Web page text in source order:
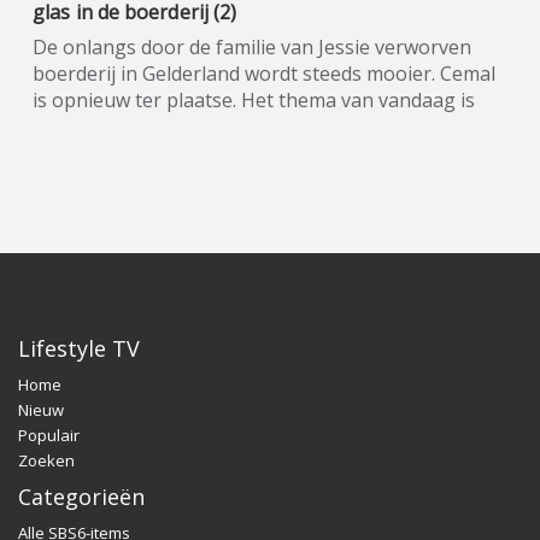
glas in de boerderij (2)
De onlangs door de familie van Jessie verworven
boerderij in Gelderland wordt steeds mooier. Cemal
is opnieuw ter plaatse. Het thema van vandaag is
beauty, gezin, gezondheid en wonen. De presentatie
oud-Utopianen Beau Nellissen, Romy Koldenhof en
Cemal Hazebroek. Wil je de hele aflevering bekijken
of meer weten over de deelnemers/sponsoren van
Quality Time op Zondag, ga dan naar de officiële
programma-website:
www.sbs6.nl/qualitytimeopzondag.
Lifestyle TV
Home
Nieuw
Populair
Zoeken
Categorieën
Alle SBS6-items